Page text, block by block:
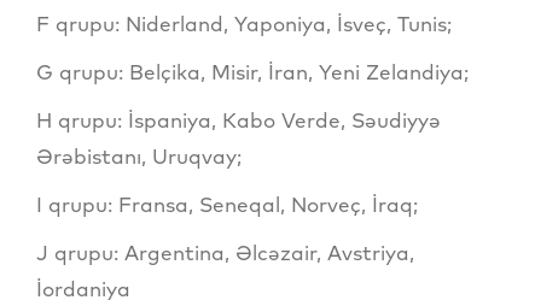
F qrupu: Niderland, Yaponiya, İsveç, Tunis;
G qrupu: Belçika, Misir, İran, Yeni Zelandiya;
H qrupu: İspaniya, Kabo Verde, Səudiyyə
Ərəbistanı, Uruqvay;
I qrupu: Fransa, Seneqal, Norveç, İraq;
J qrupu: Argentina, Əlcəzair, Avstriya,
İordaniya